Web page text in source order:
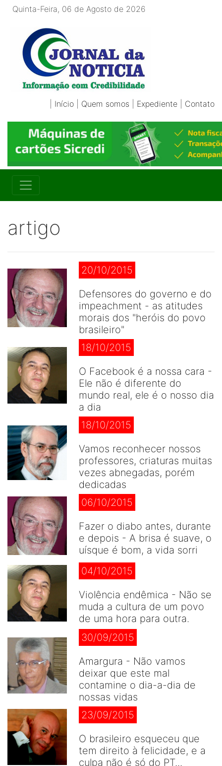
Quinta-Feira, 06 de Agosto de 2026
Início Quem somos Expediente Contato
artigo
20/10/2015
Defensores do governo e do
impeachment - as atitudes
morais dos "heróis do povo
brasileiro"
18/10/2015
O Facebook é a nossa cara -
Ele não é diferente do
mundo real, ele é o nosso dia
a dia
18/10/2015
Vamos reconhecer nossos
professores, criaturas muitas
vezes abnegadas, porém
dedicadas
06/10/2015
Fazer o diabo antes, durante
e depois - A brisa é suave, o
uísque é bom, a vida sorri
04/10/2015
Violência endêmica - Não se
muda a cultura de um povo
de uma hora para outra.
30/09/2015
Amargura - Não vamos
deixar que este mal
contamine o dia-a-dia de
nossas vidas
23/09/2015
O brasileiro esqueceu que
tem direito à felicidade, e a
culpa não é só do PT...